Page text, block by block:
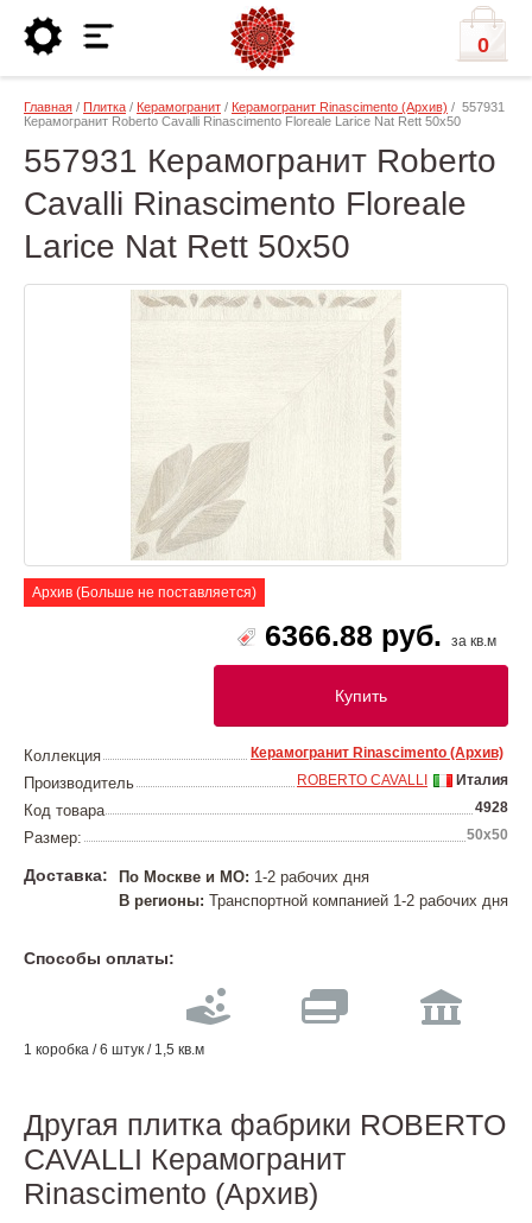
0
Главная / Плитка / Керамогранит / Керамогранит Rinascimento (Архив) / 557931
Керамогранит Roberto Cavalli Rinascimento Floreale Larice Nat Rett 50x50
557931 Керамогранит Roberto
Cavalli Rinascimento Floreale
Larice Nat Rett 50x50
Архив (Больше не поставляется)
6366.88 руб. за кв.м
Купить
Коллекция Керамогранит Rinascimento (Архив)
Производитель Италия
ROBERTO CAVALLI
Код товара 4928
Размер: 50x50
Доставка: По Москве и МО: 1-2 рабочих дня
В регионы: Транспортной компанией 1-2 рабочих дня
Способы оплаты:
1 коробка / 6 штук / 1,5 кв.м
Другая плитка фабрики ROBERTO
CAVALLI Керамогранит
Rinascimento (Архив)